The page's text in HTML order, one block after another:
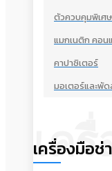
ตัวควบคุมพิเศ
แมกเนติก คอน
คาปาซิเตอร์
มอเตอร์และพั
เครื่
เครื่องมือช่